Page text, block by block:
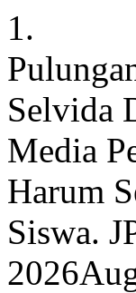
1.
Selvida
Media
Harum
Siswa.